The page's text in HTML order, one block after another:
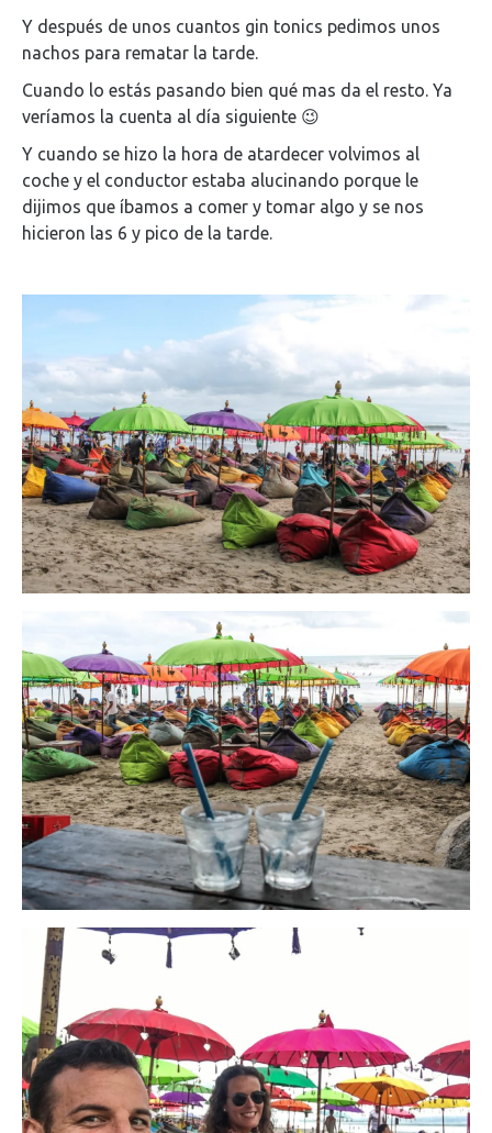
Y después de unos cuantos gin tonics pedimos unos
nachos para rematar la tarde.
Cuando lo estás pasando bien qué mas da el resto. Ya
veríamos la cuenta al día siguiente 😉
Y cuando se hizo la hora de atardecer volvimos al
coche y el conductor estaba alucinando porque le
dijimos que íbamos a comer y tomar algo y se nos
hicieron las 6 y pico de la tarde.